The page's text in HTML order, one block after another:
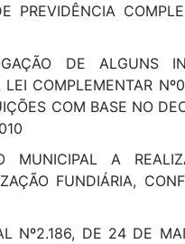
PREVIDÊNCIA
DE ALGUNS
LEI COMPLEMENTAR
COM BASE NO
MUNICIPAL A
FUNDIÁRIA,
Nº2.186, DE 24 DE